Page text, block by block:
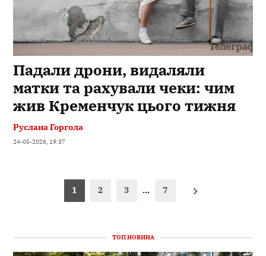
Падали дрони, видаляли
матки та рахували чеки: чим
жив Кременчук цього тижня
Руслана Горгола
24-05-2026, 19:37
1 2 3 … 7
ТОП НОВИНА